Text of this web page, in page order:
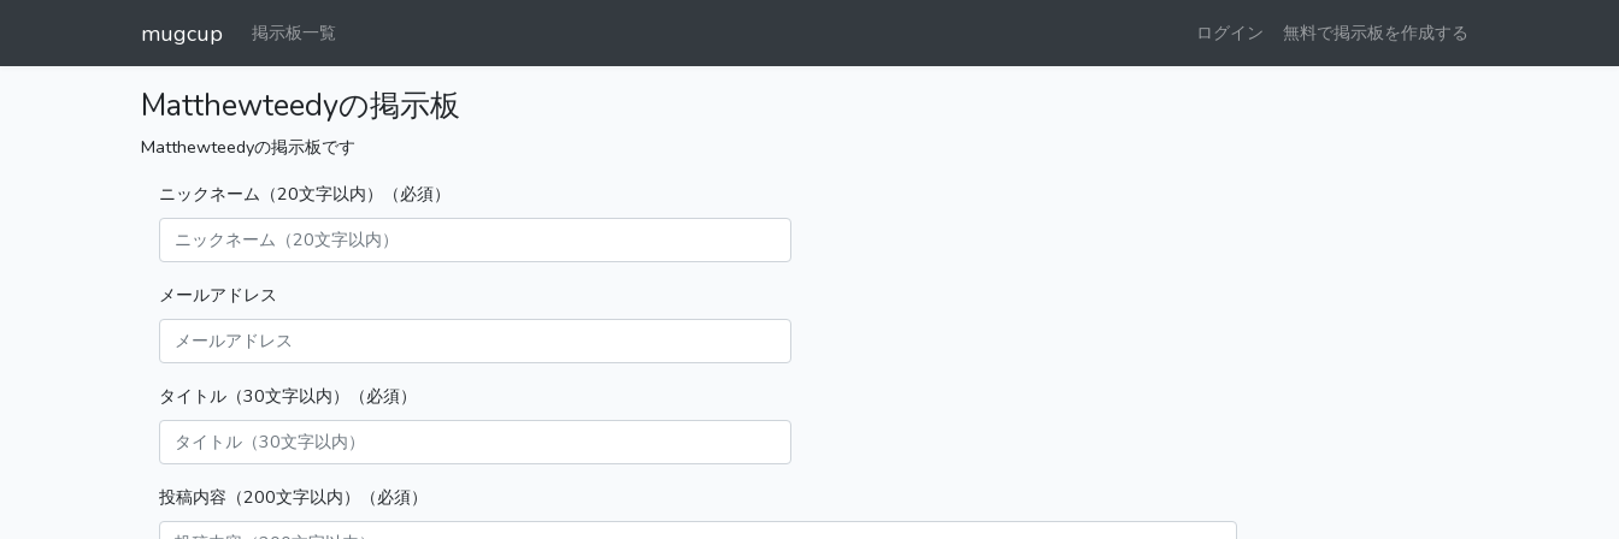
mugcup 掲示板一覧 ログイン 無料で掲示板を作成する
Matthewteedyの掲示板
Matthewteedyの掲示板です
ニックネーム（20文字以内）（必須）
メールアドレス
タイトル（30文字以内）（必須）
投稿内容（200文字以内）（必須）